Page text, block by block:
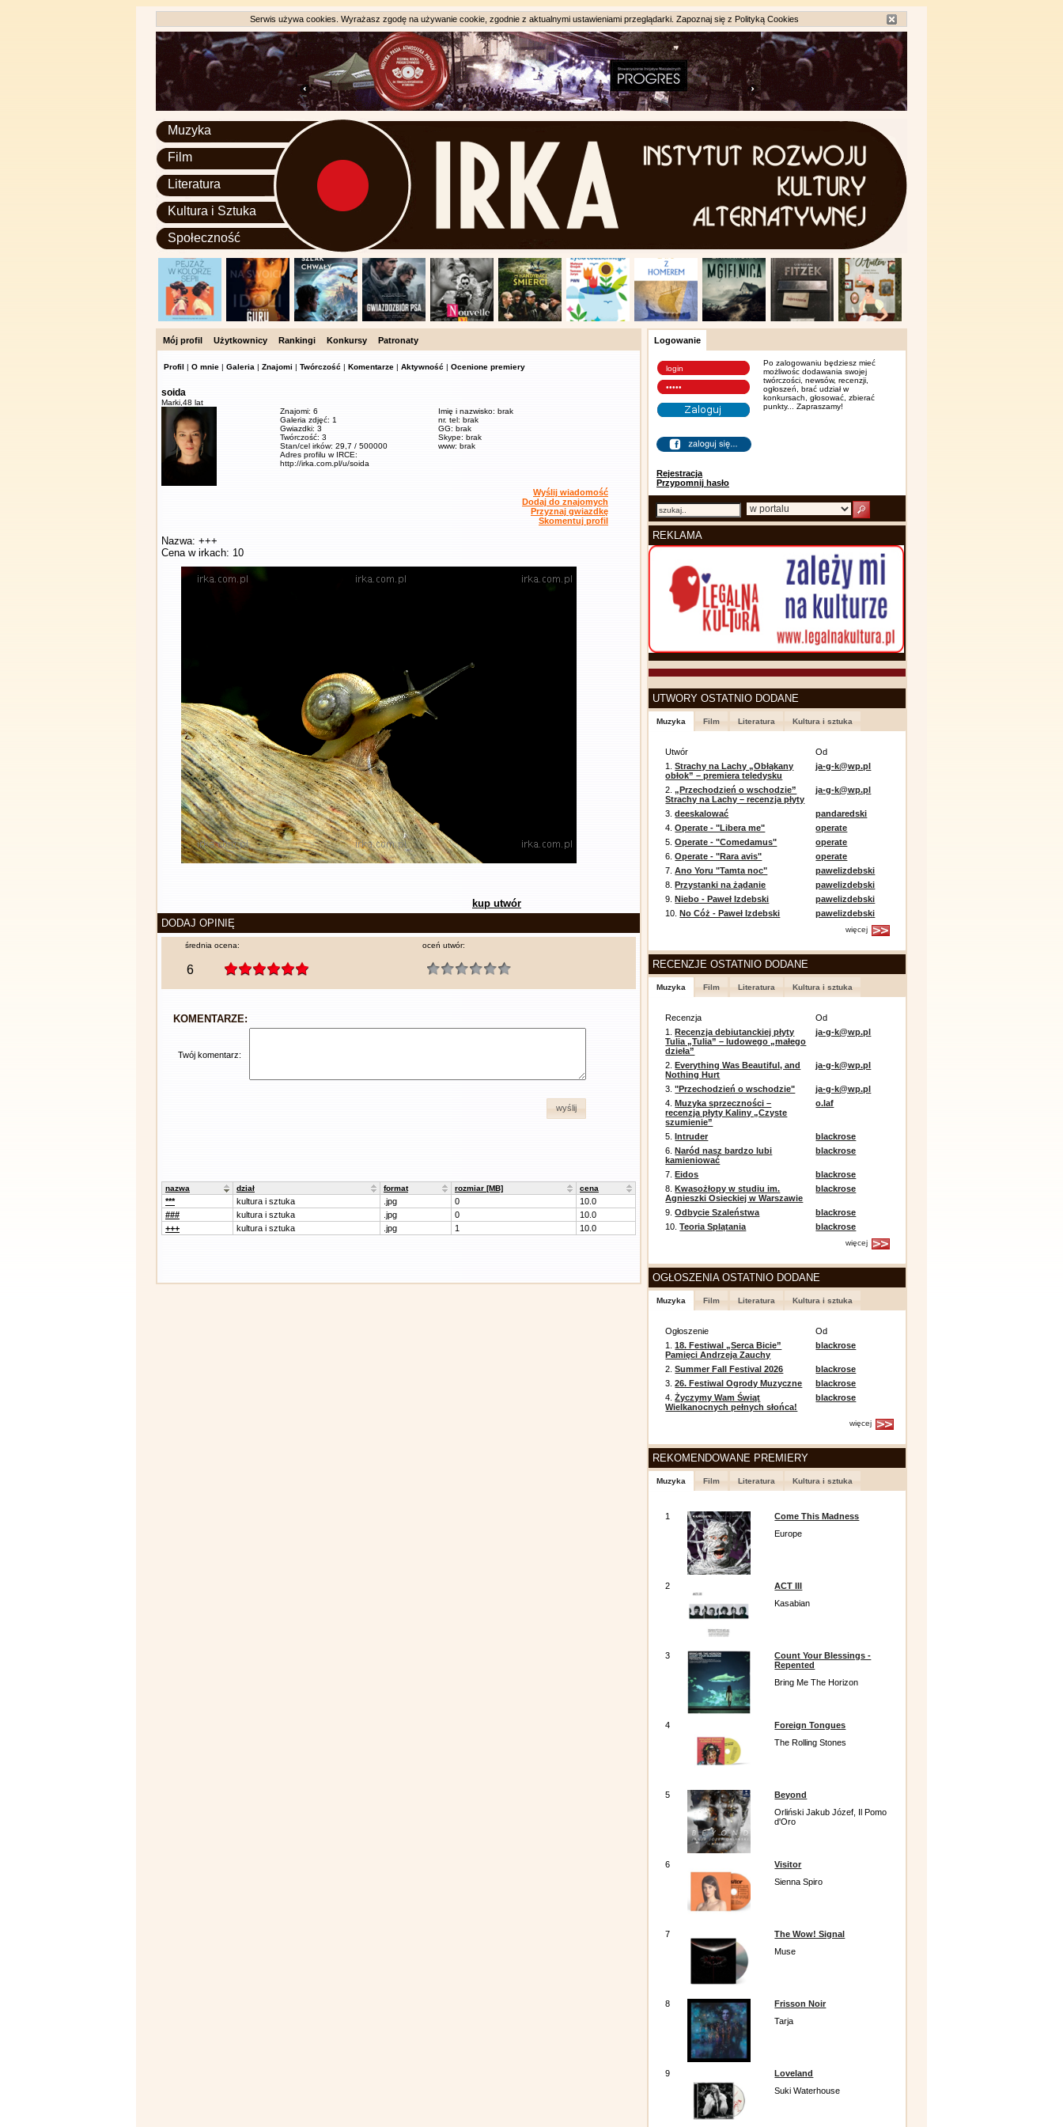
Serwis używa cookies. Wyrażasz zgodę na używanie cookie, zgodnie z aktualnymi ustawieniami przeglądarki. Zapoznaj się z Polityką Cookies
Muzyka
Film
Literatura
Kultura i Sztuka
Społeczność
Mój profil Użytkownicy Rankingi Konkursy Patronaty
Profil | O mnie | Galeria | Znajomi | Twórczość | Komentarze | Aktywność | Ocenione premiery
soida
Marki, 48 lat
Znajomi: 6
Galeria zdjęć: 1
Gwiazdki: 3
Twórczość: 3
Stan/cel irków: 29,7 / 500000
Adres profilu w IRCE:
http://irka.com.pl/u/soida
Imię i nazwisko: brak
nr. tel: brak
GG: brak
Skype: brak
www: brak
Wyślij wiadomość
Dodaj do znajomych
Przyznaj gwiazdkę
Skomentuj profil
Nazwa: +++
Cena w irkach: 10
kup utwór
DODAJ OPINIĘ
średnia ocena:
6
oceń utwór:
KOMENTARZE:
Twój komentarz:
wyślij
nazwa dział format rozmiar [MB] cena
*** kultura i sztuka .jpg 0
10.0
###
kultura i sztuka .jpg 0
10.0
+++
kultura i sztuka .jpg 1 10.0
Logowanie
Rejestracja
Przypomnij hasło
Po zalogowaniu będziesz mieć
możliwośc dodawania swojej
twórczości, newsów, recenzji,
ogłoszeń, brać udział w
konkursach, głosować, zbierać
punkty... Zapraszamy!
REKLAMA
UTWORY OSTATNIO DODANE
Muzyka Film Literatura Kultura i sztuka
Utwór
Od
1.Strachy na Lachy „Obłąkany
obłok” – premiera teledysku
ja-g-k@wp.pl
2.„Przechodzień o wschodzie”
Strachy na Lachy – recenzja płyty
ja-g-k@wp.pl
3.deeskalować
pandaredski
4.Operate - "Libera me"
operate
5.Operate - "Comedamus"
operate
6.Operate - "Rara avis"
operate
7.Ano Yoru "Tamta noc"
pawelizdebski
8.Przystanki na żądanie
pawelizdebski
9.Niebo - Paweł Izdebski
pawelizdebski
10.No Cóż - Paweł Izdebski pawelizdebski
więcej
RECENZJE OSTATNIO DODANE
Muzyka Film Literatura Kultura i sztuka
Recenzja
Od
1.Recenzja debiutanckiej płyty
Tulia „Tulia” – ludowego „małego
dzieła”
ja-g-k@wp.pl
2.Everything Was Beautiful, and
Nothing Hurt
ja-g-k@wp.pl
3."Przechodzień o wschodzie"
ja-g-k@wp.pl
4.Muzyka sprzeczności –
recenzja płyty Kaliny „Czyste
szumienie”
o.laf
5.Intruder
blackrose
6.Naród nasz bardzo lubi
kamieniować
blackrose
7.Eidos
blackrose
8.Kwasożłopy w studiu im.
Agnieszki Osieckiej w Warszawie
blackrose
9.Odbycie Szaleństwa
blackrose
10.Teoria Splątania blackrose
więcej
OGŁOSZENIA OSTATNIO DODANE
Muzyka Film Literatura Kultura i sztuka
Ogłoszenie
Od
1.18. Festiwal „Serca Bicie”
Pamięci Andrzeja Zauchy
blackrose
2.Summer Fall Festival 2026
blackrose
3.26. Festiwal Ogrody Muzyczne
blackrose
4.Życzymy Wam Świąt
Wielkanocnych pełnych słońca!
blackrose
więcej
REKOMENDOWANE PREMIERY
Muzyka Film Literatura Kultura i sztuka
1
Come This Madness
Europe
2
ACT III
Kasabian
3
Count Your Blessings -
Repented
Bring Me The Horizon
4
Foreign Tongues
The Rolling Stones
5
Beyond
Orliński Jakub Józef, Il Pomo
d'Oro
6
Visitor
Sienna Spiro
7
The Wow! Signal
Muse
8
Frisson Noir
Tarja
9
Loveland
Suki Waterhouse